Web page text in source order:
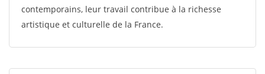
contemporains, leur travail contribue à la richesse
artistique et culturelle de la France.